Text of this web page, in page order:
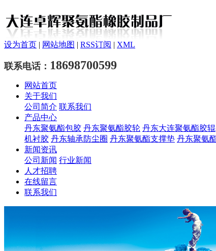
设为首页 | 网站地图 | RSS订阅 | XML
联系电话： 18698700599
网站首页
关于我们
公司简介 联系我们
产品中心
丹东聚氨酯包胶 丹东聚氨酯胶轮 丹东大连聚氨酯胶辊
机衬胶 丹东轴承防尘圈 丹东聚氨酯支撑垫 丹东聚氨
新闻资讯
公司新闻 行业新闻
人才招聘
在线留言
联系我们